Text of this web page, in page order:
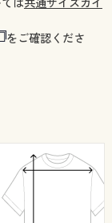
をご確認くださ